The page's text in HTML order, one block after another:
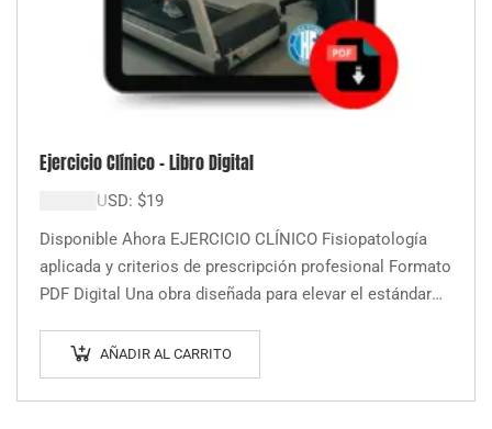
Ejercicio Clínico – Libro Digital
USD: $19
Disponible Ahora EJERCICIO CLÍNICO Fisiopatología
aplicada y criterios de prescripción profesional Formato
PDF Digital Una obra diseñada para elevar el estándar
AÑADIR AL CARRITO